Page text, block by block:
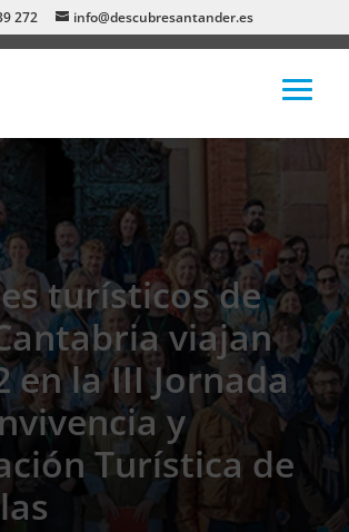
272 info@descubresantander.es
turísticos de
viajan
en la III Jornada
y
Turística de